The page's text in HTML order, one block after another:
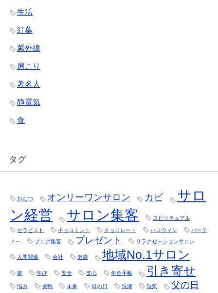
生活
紅葉
紫外線
肩こり
著名人
静電気
食
タグ
おむつ オンリーワンサロン カビ
サロ
ン経営
サロン集客 スピリチュアル
セラピスト チョコミント チョコレート ハロウィン
パーテ
ィー
ブログ集客 プレゼント リラクゼーションサロン
人間関係 会社 健康 地域No.1サロン
夢 学び 安全 安心 年金手帳 引き寄せ
悩み 挑戦 未来 母の日 洗濯 湿気 父の日